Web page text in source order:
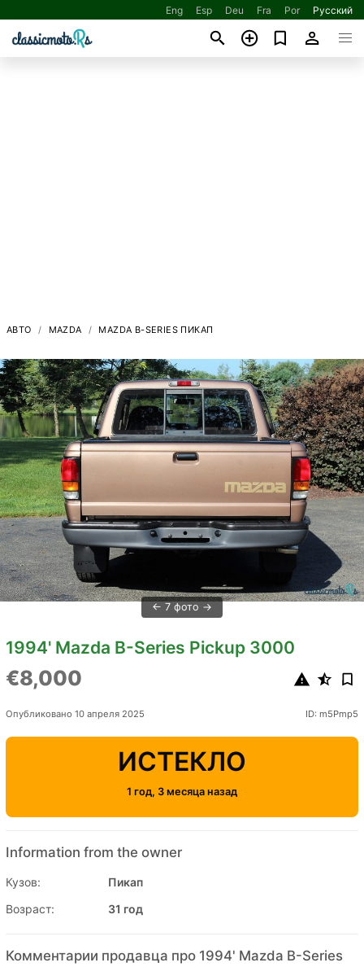
Eng Esp Deu Fra Por Русский
АВТО MAZDA MAZDA B-SERIES ПИКАП
7 фото
1994' Mazda B-Series Pickup 3000
€8,000
Опубликовано 10 апреля 2025 ID: m5Pmp5
ИСТЕКЛО
1 год, 3 месяца назад
Information from the owner
Кузов:
Пикап
Возраст:
31 год
Комментарии продавца про 1994' Mazda B-Series